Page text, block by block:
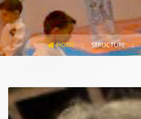
HOME STRUCTURE